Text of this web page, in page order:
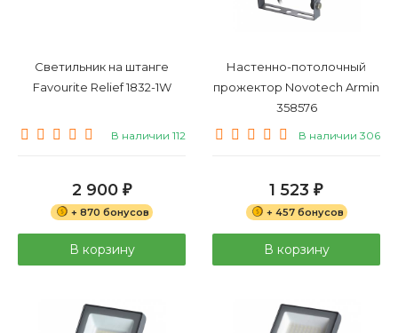
Светильник на штанге
Favourite Relief 1832-1W
В наличии 112
2 900 ₽
+ 870 бонусов
В корзину
Настенно-потолочный
прожектор Novotech Armin
358576
В наличии 306
1 523 ₽
+ 457 бонусов
В корзину